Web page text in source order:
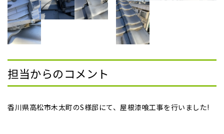
担当からのコメント
香川県高松市木太町のS様邸にて、屋根漆喰工事を行いました!